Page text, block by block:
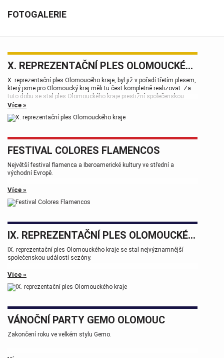
FOTOGALERIE
X. REPREZENTAČNÍ PLES OLOMOUCKÉHO KRAJE
X. reprezentační ples Olomoucého kraje, byl již v pořadí třetím plesem,
který jsme pro Olomoucký kraj měli tu čest kompletně realizovat. Za
tuto dobu se stal ples Olomouckého kraje prestižní společenskou
událostí, která patří k vrcholům plesové sezóny.
Více »
FESTIVAL COLORES FLAMENCOS
Největší festival flamenca a Iberoamerické kultury ve střední a
východní Evropě.
Více »
IX. REPREZENTAČNÍ PLES OLOMOUCKÉHO KRAJE
IX. reprezentační ples Olomouckého kraje se stal nejvýznamnější
společenskou událostí sezóny.
Více »
VÁNOČNÍ PARTY GEMO OLOMOUC
Zakončení roku ve velkém stylu Gemo.